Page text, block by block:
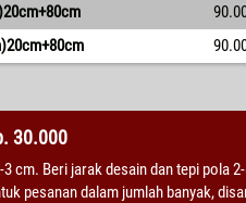
30.000
cm. Beri jarak desain dan tepi pola
pesanan dalam jumlah banyak,